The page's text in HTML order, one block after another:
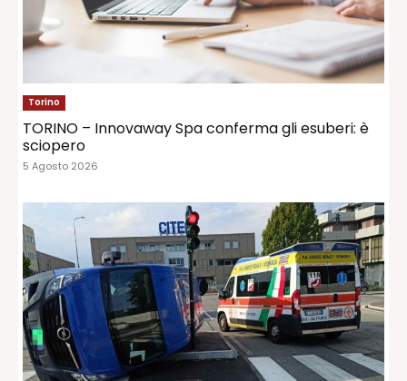
Torino
TORINO – Innovaway Spa conferma gli esuberi: è
sciopero
5 Agosto 2026